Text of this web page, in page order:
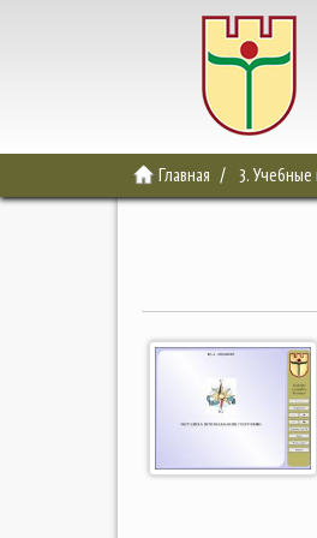
Главная 3. Учебные